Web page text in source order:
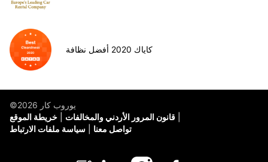
كاياك 2020 أفضل نظافة
©يوروب كار 2026
خريطة الموقع
قانون المرور الأردني والمخالفات
سياسة ملفات الارتباط
تواصل معنا